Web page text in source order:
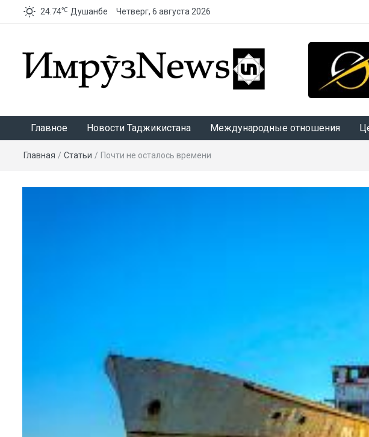
24.74℃ Душанбе Четверг, 6 августа 2026
Главное Новости Таджикистана Международные отношения
Главная / Статьи / Почти не осталось времени